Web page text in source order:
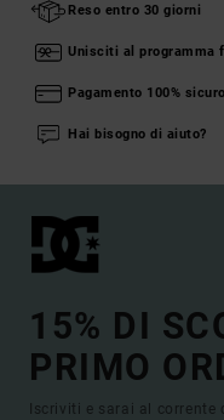
Reso entro 30 giorni
Unisciti al programma
Pagamento 100% sicuro
Hai bisogno di aiuto?
15% DI
PRIMO
Iscriviti e sarai al corrente